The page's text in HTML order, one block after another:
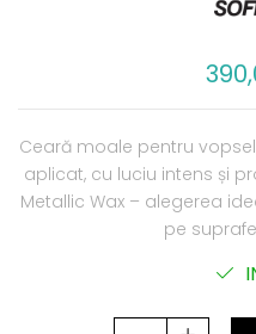
Ceară moale pentru
aplicat, cu luciu intens și
Metallic Wax – alegerea
pe